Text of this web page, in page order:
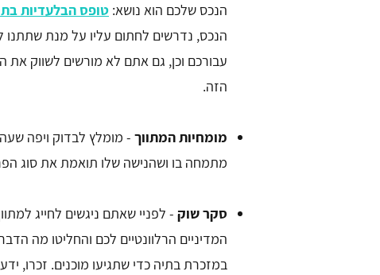
הנכס שלכם הוא נושא: טופס הבלעדיות
הנכס, נדרשים לחתום עליו על מנת
עבורכם וכן, גם אתם לא מורשים לשווק
הזה.
מומחיות המתווך - מומלץ לבדוק ויפה
מתמחה בו ושהנישה שלו תואמת את סוג
סקר שוק - לפניי שאתם ניגשים לחייג
המדיניים הרלוונטיים לכם והחליטו מה
במזכרת בתיה כדי שתגיעו מוכנים. זכרו,